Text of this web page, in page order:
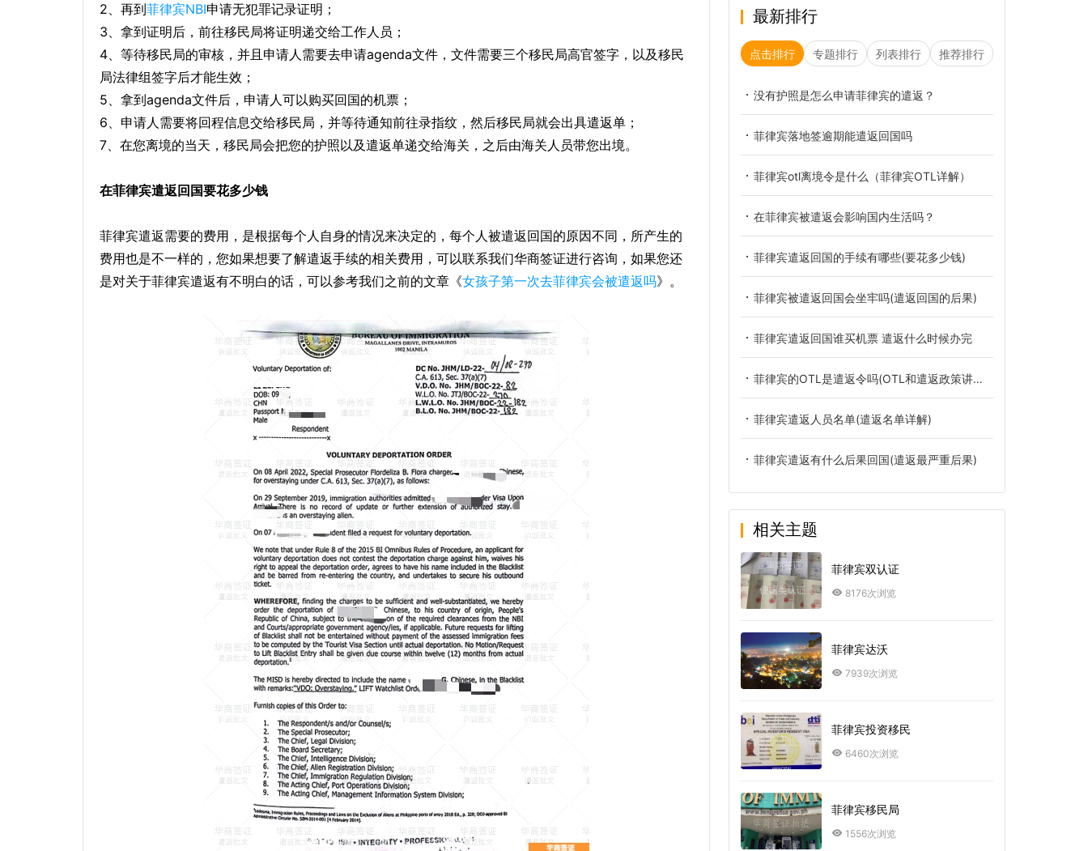
2、再到菲律宾NBI申请无犯罪记录证明；
3、拿到证明后，前往移民局将证明递交给工作人员；
4、等待移民局的审核，并且申请人需要去申请agenda文件，文件需要三个移民局高官签字，以及移民
局法律组签字后才能生效；
5、拿到agenda文件后，申请人可以购买回国的机票；
6、申请人需要将回程信息交给移民局，并等待通知前往录指纹，然后移民局就会出具遣返单；
7、在您离境的当天，移民局会把您的护照以及遣返单递交给海关，之后由海关人员带您出境。
在菲律宾遣返回国要花多少钱
菲律宾遣返需要的费用，是根据每个人自身的情况来决定的，每个人被遣返回国的原因不同，所产生的
费用也是不一样的，您如果想要了解遣返手续的相关费用，可以联系我们华商签证进行咨询，如果您还
是对关于菲律宾遣返有不明白的话，可以参考我们之前的文章《女孩子第一次去菲律宾会被遣返吗》。
最新排行
点击排行 专题排行 列表排行 推荐排行
没有护照是怎么申请菲律宾的遣返？
菲律宾落地签逾期能遣返回国吗
菲律宾otl离境令是什么（菲律宾OTL详解）
在菲律宾被遣返会影响国内生活吗？
菲律宾遣返回国的手续有哪些(要花多少钱)
菲律宾被遣返回国会坐牢吗(遣返回国的后果)
菲律宾遣返回国谁买机票 遣返什么时候办完
菲律宾的OTL是遣返令吗(OTL和遣返政策讲解）
菲律宾遣返人员名单(遣返名单详解)
菲律宾遣返有什么后果回国(遣返最严重后果)
相关主题
菲律宾双认证
8176次浏览
菲律宾达沃
7939次浏览
菲律宾投资移民
6460次浏览
菲律宾移民局
1556次浏览